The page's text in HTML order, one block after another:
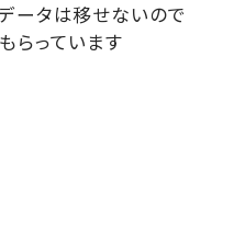
ータは移せないので
らっています